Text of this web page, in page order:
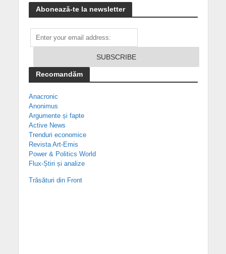
Abonează-te la newsletter
Recomandăm
Anacronic
Anonimus
Argumente și fapte
Active News
Trenduri economice
Revista Art-Emis
Power & Politics World
Flux-Știri și analize
Trăsături din Front